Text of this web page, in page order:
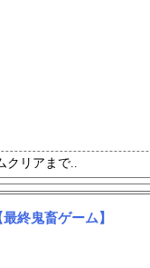
クリアまで..
終鬼畜ゲーム】